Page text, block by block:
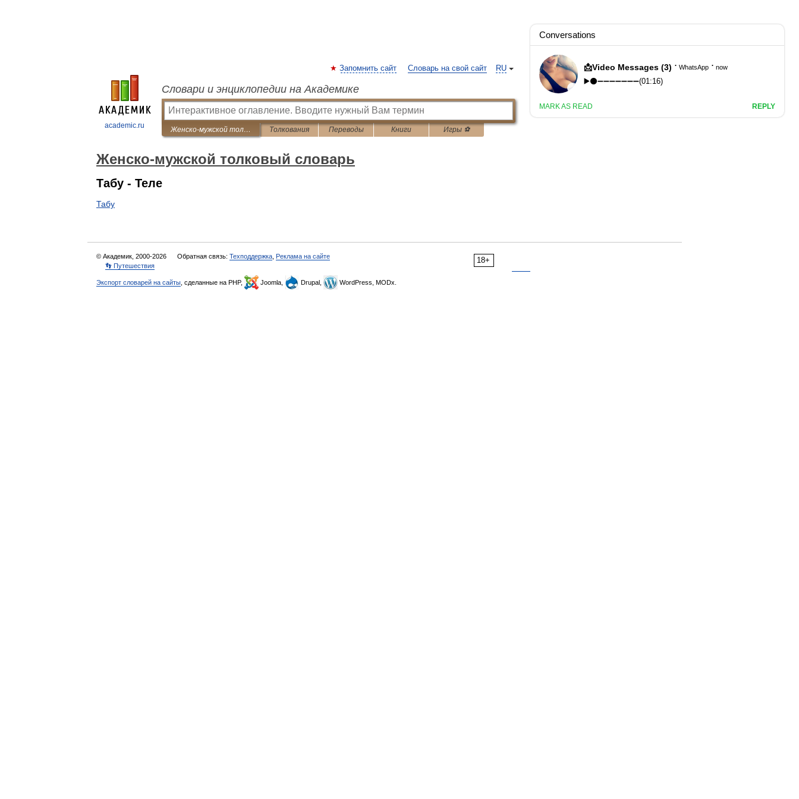
academic.ru
RU
Запомнить сайт Словарь на свой сайт
Словари и энциклопедии на Академике
Женско-мужской толковый словарь Толкования Переводы Книги Игры ⚽
Женско-мужской толковый словарь
Табу - Теле
Табу
18+
© Академик, 2000-2026 Обратная связь: Техподдержка Реклама на сайте
👣 Путешествия
Экспорт словарей на сайты , сделанные на PHP, Joomla, Drupal, WordPress, MODx.